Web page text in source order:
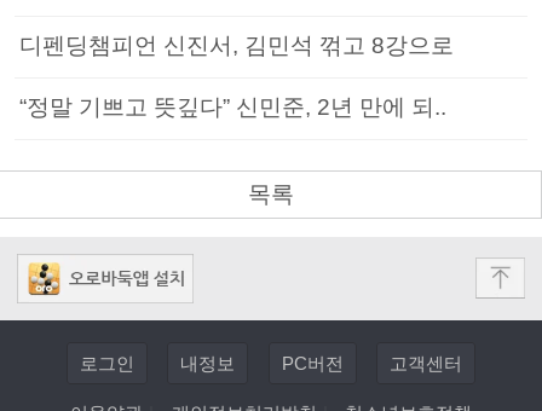
디펜딩챔피언 신진서, 김민석 꺾고 8강으로
“정말 기쁘고 뜻깊다” 신민준, 2년 만에 되..
목록
로그인 내정보 PC버전 고객센터